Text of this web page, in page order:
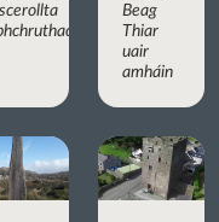
Beag
Thiar
uair
amháin